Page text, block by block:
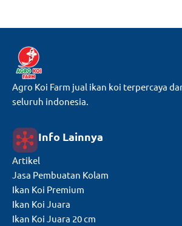
Agro Koi Farm jual ikan koi terpercaya
seluruh indonesia.
Info Lainnya
Artikel
Jasa Pembuatan Kolam
Ikan Koi Premium
Ikan Koi Juara
Ikan Koi Juara 20 cm